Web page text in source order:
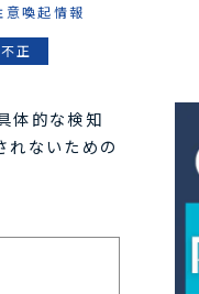
意喚起情報
正
体的な検知
れないための